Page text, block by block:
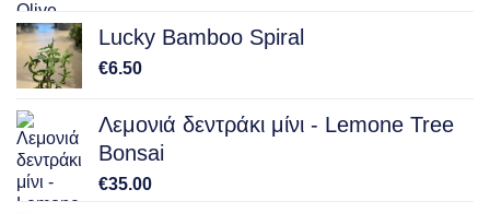
€15.00
through
Lucky Bamboo Spiral
€6.50
Λεμονιά δεντράκι μίνι - Lemone Tree
Bonsai
€35.00